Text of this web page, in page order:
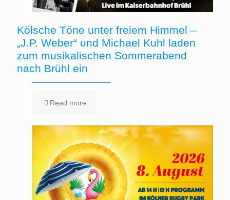
Kölsche Töne unter freiem Himmel –
„J.P. Weber“ und Michael Kuhl laden
zum musikalischen Sommerabend
nach Brühl ein
Read more